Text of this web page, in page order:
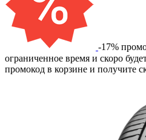
-17%
ограниченное время и скоро
промокод в корзине и получите